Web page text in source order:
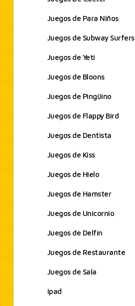
Juegos de Para Niños
Juegos de Subway Surfers
Juegos de Yeti
Juegos de Bloons
Juegos de Pingüino
Juegos de Flappy Bird
Juegos de Dentista
Juegos de Kiss
Juegos de Hielo
Juegos de Hamster
Juegos de Unicornio
Juegos de Delfín
Juegos de Restaurante
Juegos de Sala
Ipad